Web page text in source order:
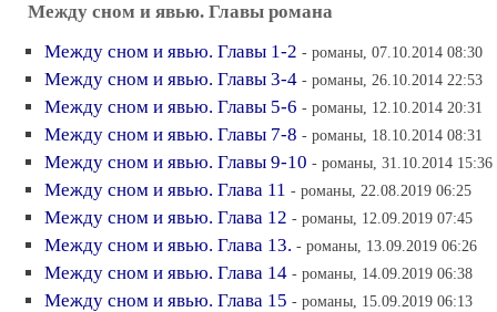
Между сном и явью. Главы романа
Между сном и явью. Главы 1-2 - романы, 07.10.2014 08:30
Между сном и явью. Главы 3-4 - романы, 26.10.2014 22:53
Между сном и явью. Главы 5-6 - романы, 12.10.2014 20:31
Между сном и явью. Главы 7-8 - романы, 18.10.2014 08:31
Между сном и явью. Главы 9-10 - романы, 31.10.2014 15:36
Между сном и явью. Глава 11 - романы, 22.08.2019 06:25
Между сном и явью. Глава 12 - романы, 12.09.2019 07:45
Между сном и явью. Глава 13. - романы, 13.09.2019 06:26
Между сном и явью. Глава 14 - романы, 14.09.2019 06:38
Между сном и явью. Глава 15 - романы, 15.09.2019 06:13